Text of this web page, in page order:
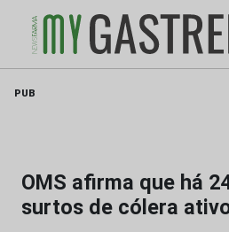
PUB
OMS afirma que há
surtos de cólera